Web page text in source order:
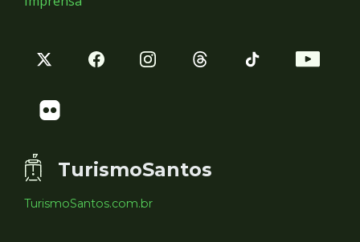
TurismoSantos
TurismoSantos.com.br